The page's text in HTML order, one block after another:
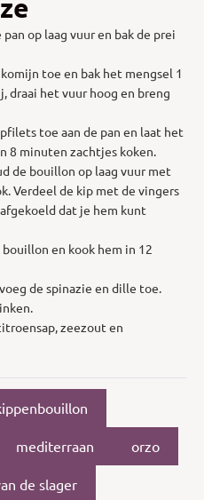
op laag vuur en bak de prei
toe en bak het mengsel 1
draai het vuur hoog en breng
toe aan de pan en laat het
8 minuten zachtjes koken.
de bouillon op laag vuur met
Verdeel de kip met de vingers
dat je hem kunt
en kook hem in 12
de spinazie en dille toe.
zeezout en
mediterraan orzo
de slager